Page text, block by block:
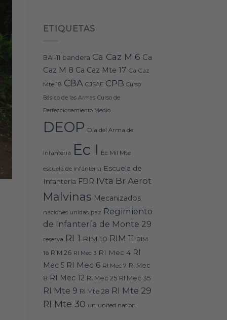
ETIQUETAS
BAI-11 bandera Ca Caz M 6 Ca
Caz M 8 Ca Caz Mte 17 Ca Caz
Mte 18 CBA CJSAE CPB Curso
Básico de las Armas Curso de
Perfeccionamiento Medio
DEOP Día del Arma de
Infantería Ec I Ec Mil Mte
escuela de infanteria Escuela de
Infantería FDR IVta Br Aerot
Malvinas Mecanizados
naciones unidas paz Regimiento
de Infantería de Monte 29
reserva RI 1 RIM 10 RIM 11 RIM
16 RIM 26 RI Mec 3 RI Mec 4 RI
Mec 5 RI Mec 6 RI Mec 7 RI Mec
8 RI Mec 12 RI Mec 25 RI Mec 35
RI Mte 9 RI Mte 28 RI Mte 29
RI Mte 30 un united nation